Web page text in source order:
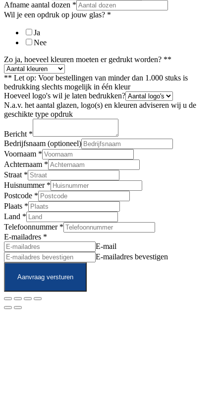
Afname aantal dozen *
Wil je een opdruk op jouw glas? *
Ja
Nee
Zo ja, hoeveel kleuren moeten er gedrukt worden? **
** Let op: Voor bestellingen van minder dan 1.000 stuks is
bedrukking slechts mogelijk in één kleur
Hoeveel logo's wil je laten bedrukken?
N.a.v. het aantal glazen, logo(s) en kleuren adviseren wij u de
geschikte type opdruk
Bericht *
Bedrijfsnaam (optioneel)
Voornaam *
Achternaam *
Straat *
Huisnummer *
Postcode *
Plaats *
Land *
Telefoonnummer *
E-mailadres *
E-mail
E-mailadres bevestigen
Aanvraag versturen